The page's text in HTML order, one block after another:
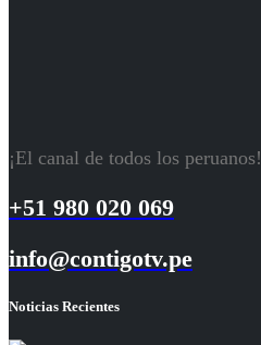
¡El canal de todos los peruanos!
+51 980 020 069
info@contigotv.pe
Noticias Recientes